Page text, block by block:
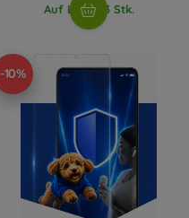
Auf Lager 3 Stk.
-10%